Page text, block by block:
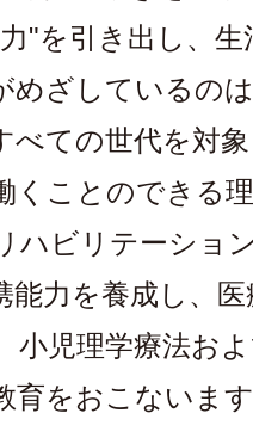
"を引き出し、
めざしているの
べての世代を対
くことのできる
ハビリテーショ
能力を養成し、
小児理学療法お
育をおこないま